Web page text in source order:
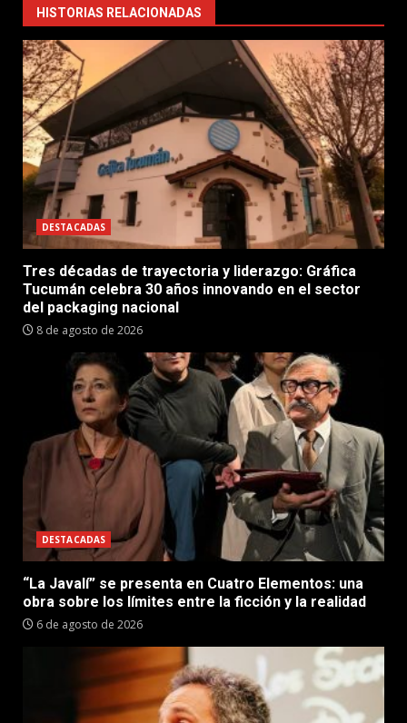
HISTORIAS RELACIONADAS
DESTACADAS
Tres décadas de trayectoria y liderazgo: Gráfica
Tucumán celebra 30 años innovando en el sector
del packaging nacional
8 de agosto de 2026
DESTACADAS
“La Javalí” se presenta en Cuatro Elementos: una
obra sobre los límites entre la ficción y la realidad
6 de agosto de 2026